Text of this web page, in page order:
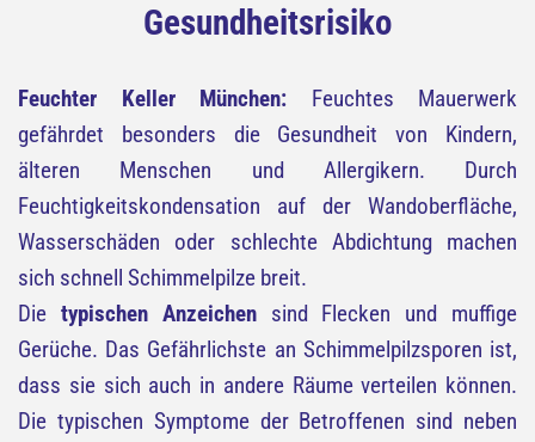
Gesundheitsrisiko
Feuchter Keller München: Feuchtes Mauerwerk
gefährdet besonders die Gesundheit von Kindern,
älteren Menschen und Allergikern. Durch
Feuchtigkeitskondensation auf der Wandoberfläche,
Wasserschäden oder schlechte Abdichtung machen
sich schnell Schimmelpilze breit.
Die typischen Anzeichensind Flecken und muffige
Gerüche. Das Gefährlichste an Schimmelpilzsporen ist,
dass sie sich auch in andere Räume verteilen können.
Die typischen Symptome der Betroffenen sind neben